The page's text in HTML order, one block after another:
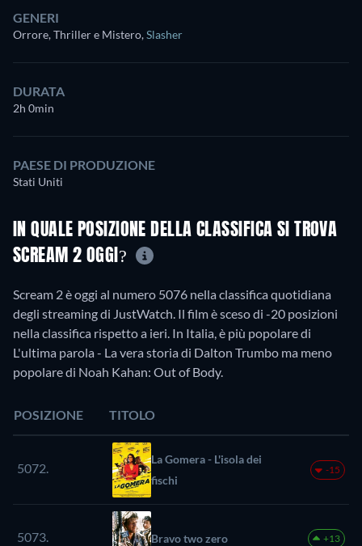
GENERI
Orrore, Thriller e Mistero,Slasher
DURATA
2h 0min
PAESE DI PRODUZIONE
Stati Uniti
IN QUALE POSIZIONE DELLA CLASSIFICA SI TROVA
SCREAM 2 OGGI?
Scream 2 è oggi al numero 5076 nella classifica quotidiana
degli streaming di JustWatch. Il film è sceso di -20 posizioni
nella classifica rispetto a ieri. In Italia, è più popolare di
L'ultima parola - La vera storia di Dalton Trumbo ma meno
popolare di Noah Kahan: Out of Body.
POSIZIONE TITOLO
5072.
La Gomera - L'isola dei
fischi
-15
5073. Bravo two zero +13